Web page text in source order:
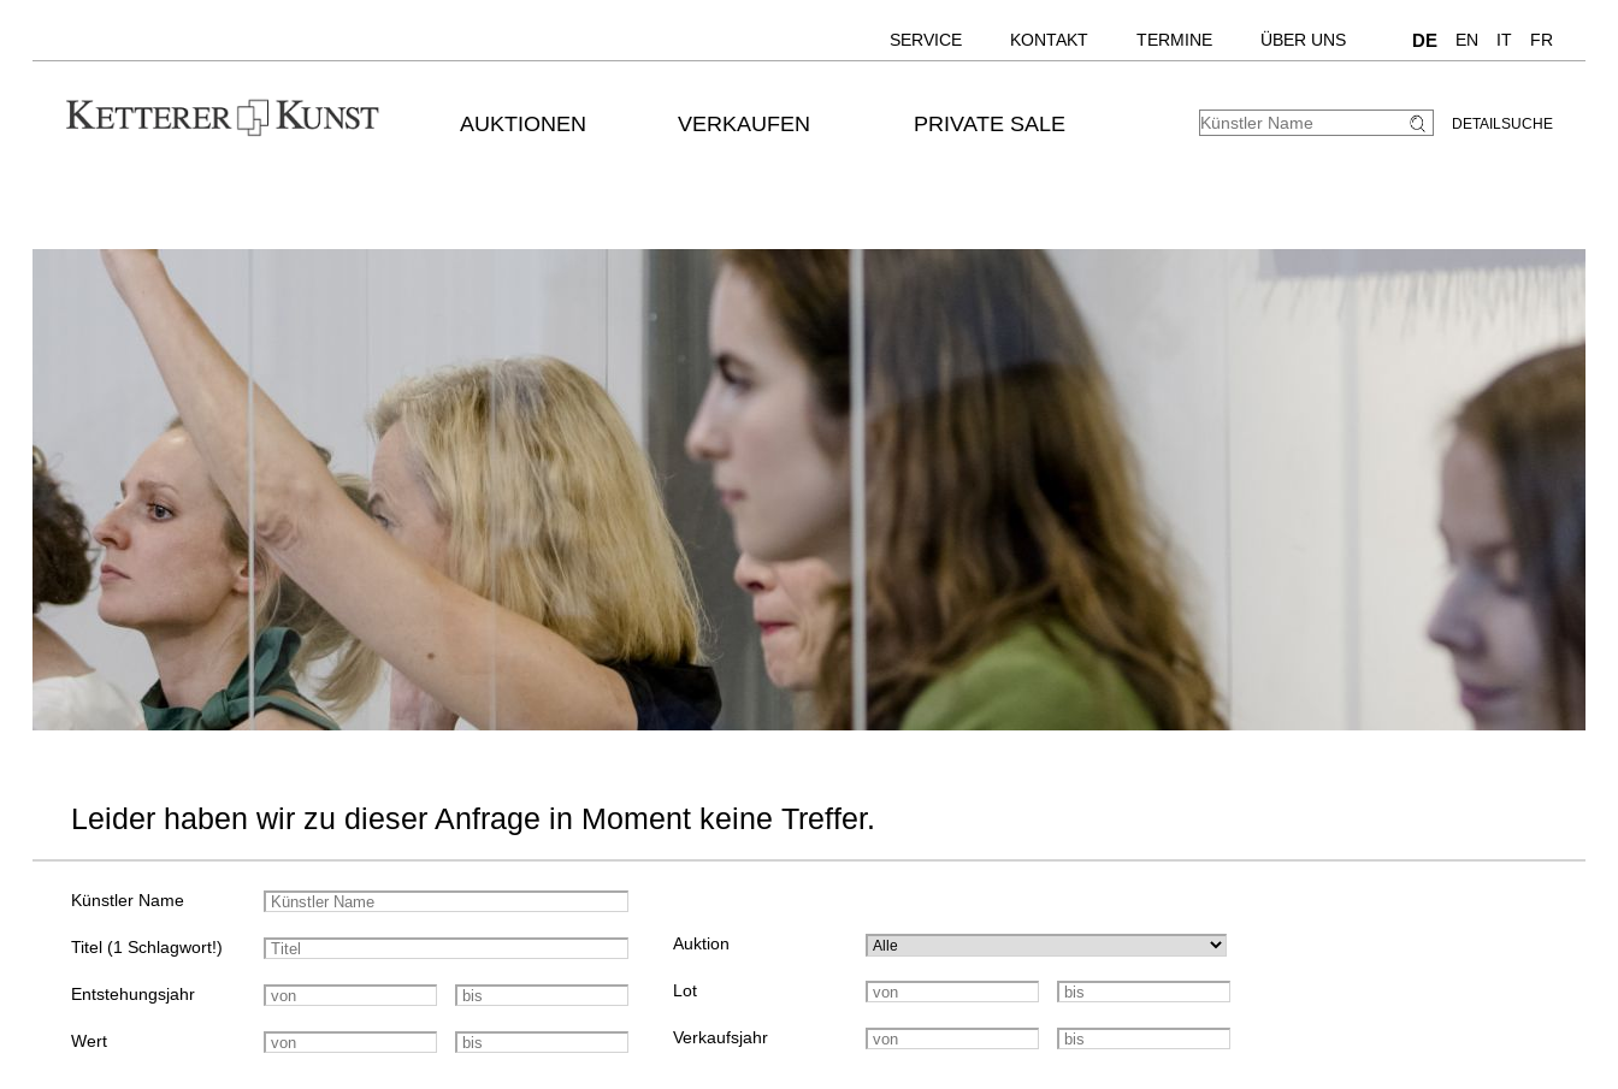
SERVICE KONTAKT TERMINE ÜBER UNS DE EN IT FR
AUKTIONEN VERKAUFEN PRIVATE SALE DETAILSUCHE
Leider haben wir zu dieser Anfrage in Moment keine Treffer.
Künstler Name
Titel (1 Schlagwort!)
Entstehungsjahr
Wert
Auktion
Lot
Verkaufsjahr